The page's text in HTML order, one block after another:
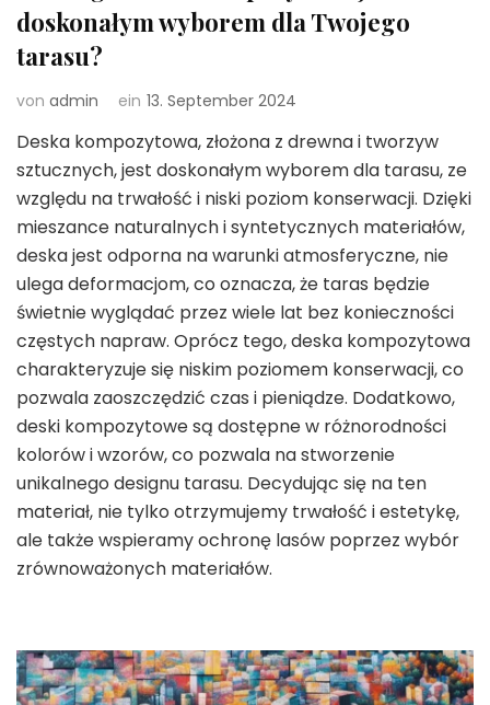
doskonałym wyborem dla Twojego
tarasu?
von admin ein 13. September 2024
Deska kompozytowa, złożona z drewna i tworzyw
sztucznych, jest doskonałym wyborem dla tarasu, ze
względu na trwałość i niski poziom konserwacji. Dzięki
mieszance naturalnych i syntetycznych materiałów,
deska jest odporna na warunki atmosferyczne, nie
ulega deformacjom, co oznacza, że taras będzie
świetnie wyglądać przez wiele lat bez konieczności
częstych napraw. Oprócz tego, deska kompozytowa
charakteryzuje się niskim poziomem konserwacji, co
pozwala zaoszczędzić czas i pieniądze. Dodatkowo,
deski kompozytowe są dostępne w różnorodności
kolorów i wzorów, co pozwala na stworzenie
unikalnego designu tarasu. Decydując się na ten
materiał, nie tylko otrzymujemy trwałość i estetykę,
ale także wspieramy ochronę lasów poprzez wybór
zrównoważonych materiałów.